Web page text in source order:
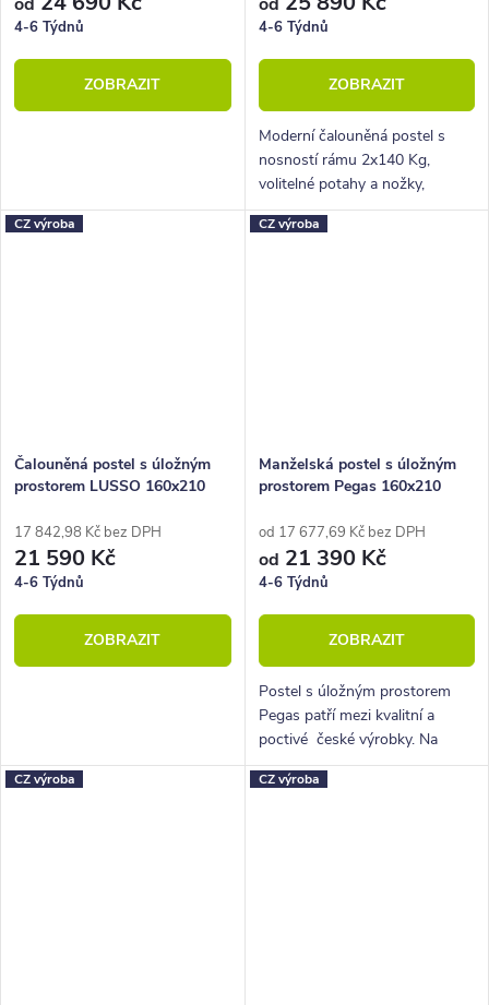
4-6 Týdnů
ZOBRAZIT
4-6 Týdnů
ZOBRAZIT
Moderní čalouněná postel s
nosností rámu 2x140 Kg,
volitelné potahy a nožky,
hluboký úložný prostor.
CZ výroba
Čalouněná postel s úložným
prostorem LUSSO 160x210
17 842,98 Kč bez DPH
21 590 Kč
4-6 Týdnů
ZOBRAZIT
CZ výroba
Manželská postel s úložným
prostorem Pegas 160x210
od 17 677,69 Kč bez DPH
od 21 390 Kč
4-6 Týdnů
ZOBRAZIT
Postel s úložným prostorem
Pegas patří mezi kvalitní a
poctivé české výrobky. Na
první pohled zaujme lehkým a
elegantním designem. V ceně
CZ výroba CZ výroba